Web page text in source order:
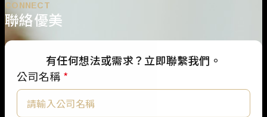
CONNECT
聯絡優美
有任何想法或需求？立即聯繫我們。
公司名稱 *